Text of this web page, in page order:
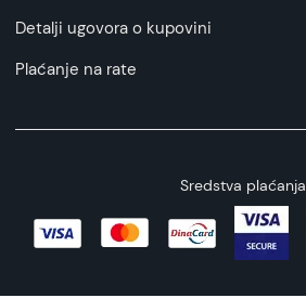
Detalji ugovora o kupovini
Plaćanje na rate
Sredstva plaćanja